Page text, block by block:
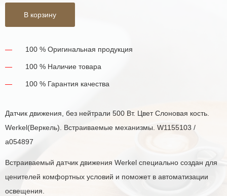
В корзину
100 % Оригинальная продукция
100 % Наличие товара
100 % Гарантия качества
Датчик движения, без нейтрали 500 Вт. Цвет Слоновая кость.
Werkel(Веркель). Встраиваемые механизмы. W1155103 /
a054897
Встраиваемый датчик движения Werkel специально создан для
ценителей комфортных условий и поможет в автоматизации
освещения.